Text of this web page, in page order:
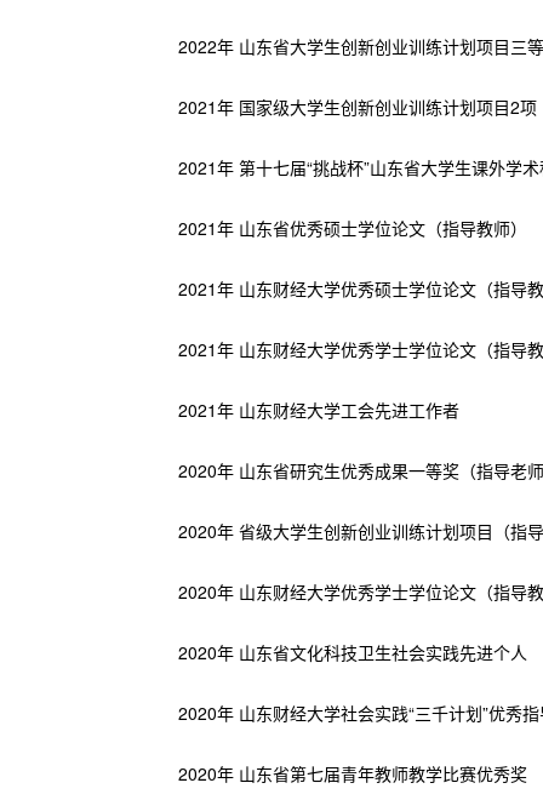
2022年 山东省大学生创新创业训练计划项目三
2021年 国家级大学生创新创业训练计划项目2项
2021年 第十七届“挑战杯”山东省大学生课外学
2021年 山东省优秀硕士学位论文（指导教师）
2021年 山东财经大学优秀硕士学位论文（指导
2021年 山东财经大学优秀学士学位论文（指导
2021年 山东财经大学工会先进工作者
2020年 山东省研究生优秀成果一等奖（指导老
2020年 省级大学生创新创业训练计划项目（指
2020年 山东财经大学优秀学士学位论文（指导
2020年 山东省文化科技卫生社会实践先进个人
2020年 山东财经大学社会实践“三千计划”优秀
2020年 山东省第七届青年教师教学比赛优秀奖